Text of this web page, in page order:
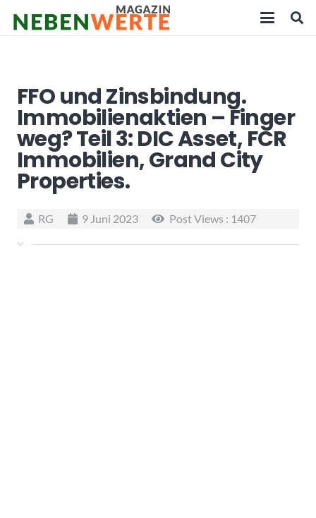
FFO und Zinsbindung.
Immobilienaktien – Finger
weg? Teil 3: DIC Asset, FCR
Immobilien, Grand City
Properties.
RG 9 Juni 2023 Post Views : 1407